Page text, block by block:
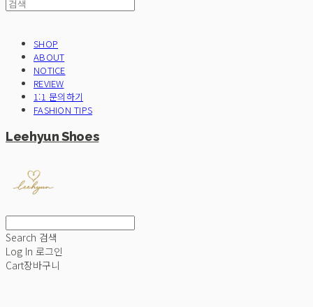
SHOP
ABOUT
NOTICE
REVIEW
1:1 문의하기
FASHION TIPS
Leehyun Shoes
Search 검색
Log In 로그인
Cart장바구니